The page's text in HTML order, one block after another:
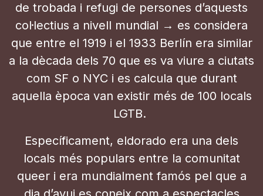
de trobada i refugi de persones d’aquests
col·lectius a nivell mundial → es considera
que entre el 1919 i el 1933 Berlín era similar
a la dècada dels 70 que es va viure a ciutats
com SF o NYC i es calcula que durant
aquella època van existir més de 100 locals
LGTB.
Específicament, eldorado era una dels
locals més populars entre la comunitat
queer i era mundialment famós pel que a